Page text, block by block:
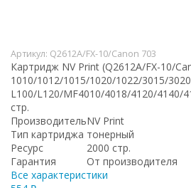
Артикул: Q2612A/FX-10/Canon 703
Картридж NV Print (Q2612A/FX-10/
1010/1012/1015/1020/1022/3015/
L100/L120/MF4010/4018/4120/4140/
стр.
ПроизводительNV Print
Тип картриджа тонерный
Ресурс
2000 стр.
Гарантия
От производителя
Все характеристики